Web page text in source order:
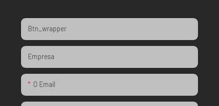
Btn_wrapper
Empresa
O Email